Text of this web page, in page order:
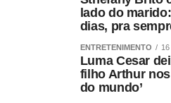
lado do
dias, pra
ENTRETENIMENTO
Luma Cesar
filho Arthur
do mundo’